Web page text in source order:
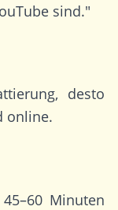
sind."
desto
online.
Minuten